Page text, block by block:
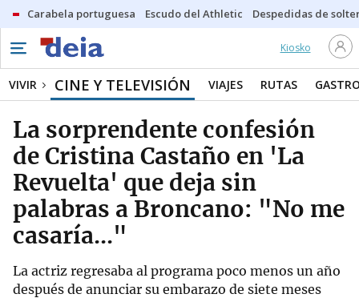
Carabela portuguesa Escudo del Athletic Despedidas de
Kiosko
VIVIR CINE Y TELEVISIÓN VIAJES RUTAS
La sorprendente confesión
de Cristina Castaño en 'La
Revuelta' que deja sin
palabras a Broncano: "No me
casaría..."
La actriz regresaba al programa poco menos un año
después de anunciar su embarazo de siete meses